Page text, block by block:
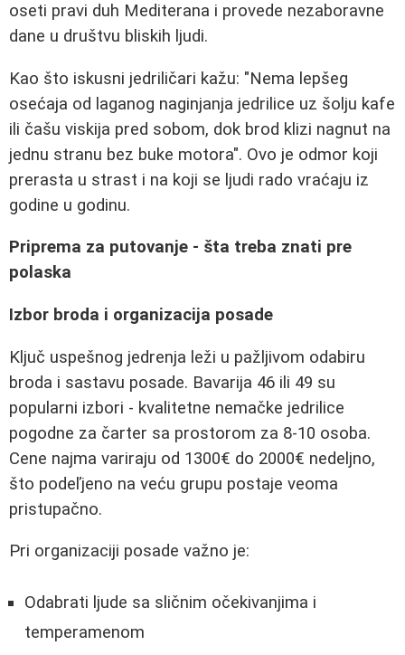
oseti pravi duh Mediterana i provede nezaboravne
dane u društvu bliskih ljudi.
Kao što iskusni jedriličari kažu: "Nema lepšeg
osećaja od laganog naginjanja jedrilice uz šolju kafe
ili čašu viskija pred sobom, dok brod klizi nagnut na
jednu stranu bez buke motora". Ovo je odmor koji
prerasta u strast i na koji se ljudi rado vraćaju iz
godine u godinu.
Priprema za putovanje - šta treba znati pre
polaska
Izbor broda i organizacija posade
Ključ uspešnog jedrenja leži u pažljivom odabiru
broda i sastavu posade. Bavarija 46 ili 49 su
popularni izbori - kvalitetne nemačke jedrilice
pogodne za čarter sa prostorom za 8-10 osoba.
Cene najma variraju od 1300€ do 2000€ nedeljno,
što podeľjeno na veću grupu postaje veoma
pristupačno.
Pri organizaciji posade važno je:
Odabrati ljude sa sličnim očekivanjima i
temperamenom